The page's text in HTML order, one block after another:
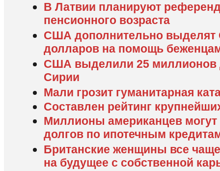
В Латвии планируют
пенсионного возраста
США дополнительно
долларов на помощь
США выделили 25 миллионов
Сирии
Мали грозит гуманитарная
Составлен рейтинг
Миллионы американцев могут
долгов по ипотечным
Британские женщины все
на будущее с собственной